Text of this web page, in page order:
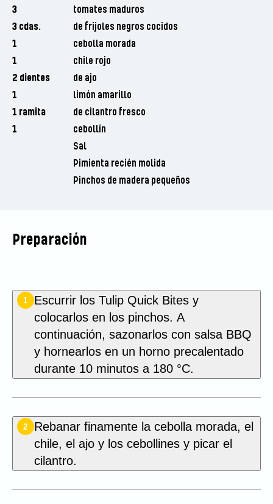
3
tomates maduros
3 cdas.
de frijoles negros cocidos
1
cebolla morada
1
chile rojo
2 dientes
de ajo
1
limón amarillo
1 ramita
de cilantro fresco
1
cebollín
Sal
Pimienta recién molida
Pinchos de madera pequeños
Preparación
1
Escurrir los Tulip Quick Bites y
colocarlos en los pinchos. A
continuación, sazonarlos con salsa BBQ
y hornearlos en un horno precalentado
durante 10 minutos a 180 °C.
2
Rebanar finamente la cebolla morada, el
chile, el ajo y los cebollines y picar el
cilantro.